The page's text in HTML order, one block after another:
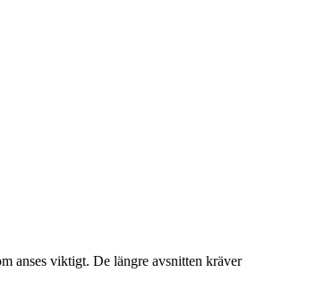
anses viktigt. De längre avsnitten kräver